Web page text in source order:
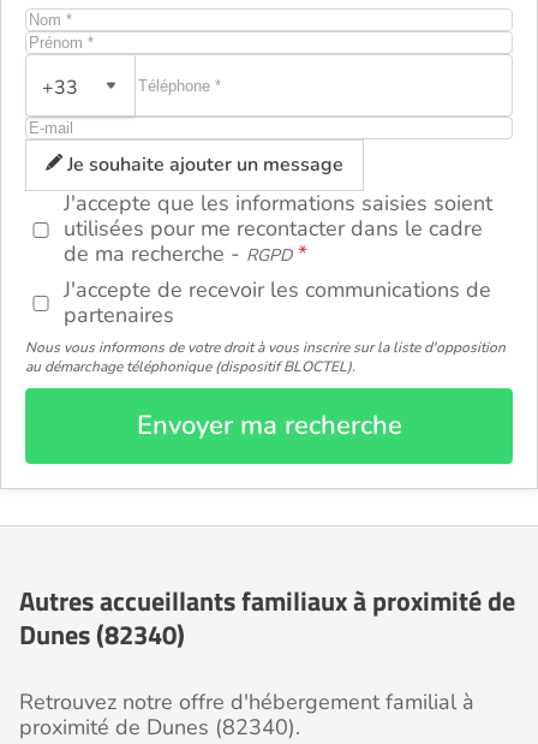
+33
Je souhaite ajouter un message
J'accepte que les informations saisies soient
utilisées pour me recontacter dans le cadre
de ma recherche - RGPD
J'accepte de recevoir les communications de
partenaires
Nous vous informons de votre droit à vous inscrire sur la liste d'opposition
au démarchage téléphonique (dispositif BLOCTEL).
Envoyer ma recherche
ou
Autres accueillants familiaux à proximité de
Dunes (82340)
Retrouvez notre offre d'hébergement familial à
proximité de Dunes (82340).